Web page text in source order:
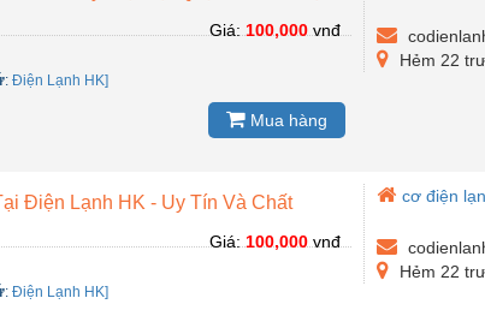
:Điện Lạnh HK]
Giá: 100,000vnđ
Mua hàng
Hẻm 22
Điện Lạnh HK - Uy Tín Và Chất
:Điện Lạnh HK]
Giá: 100,000vnđ
cơ điện
Hẻm 22